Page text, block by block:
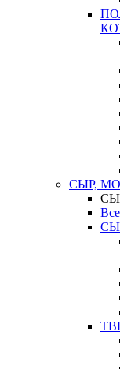
СЫР,